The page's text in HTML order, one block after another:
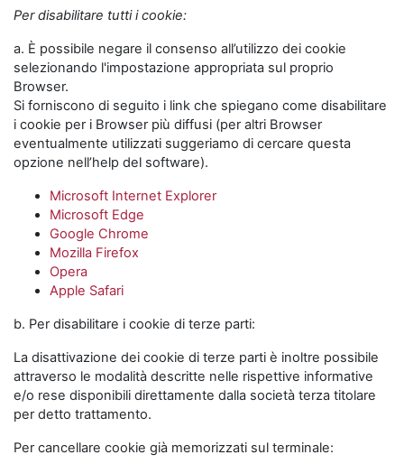
Per disabilitare tutti i cookie:
a. È possibile negare il consenso all’utilizzo dei cookie
selezionando l'impostazione appropriata sul proprio
Browser.
Si forniscono di seguito i link che spiegano come disabilitare
i cookie per i Browser più diffusi (per altri Browser
eventualmente utilizzati suggeriamo di cercare questa
opzione nell’help del software).
Microsoft Internet Explorer
Microsoft Edge
Google Chrome
Mozilla Firefox
Opera
Apple Safari
b. Per disabilitare i cookie di terze parti:
La disattivazione dei cookie di terze parti è inoltre possibile
attraverso le modalità descritte nelle rispettive informative
e/o rese disponibili direttamente dalla società terza titolare
per detto trattamento.
Per cancellare cookie già memorizzati sul terminale: